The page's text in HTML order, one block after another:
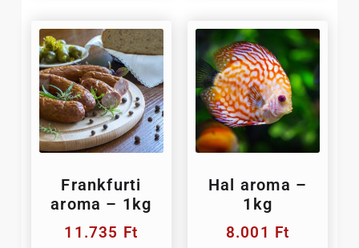
Frankfurti
aroma – 1kg
11.735 Ft
Hal aroma –
1kg
8.001 Ft